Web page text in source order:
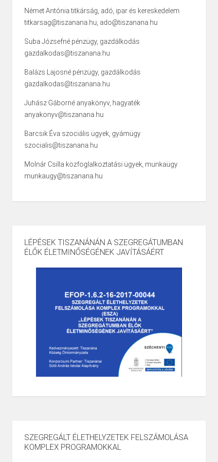
Német Antónia titkárság, adó, ipar és kereskedelem
titkarsag@tiszanana.hu, ado@tiszanana.hu
Suba Józsefné pénzügy, gazdálkodás
gazdalkodas@tiszanana.hu
Balázs Lajosné pénzügy, gazdálkodás
gazdalkodas@tiszanana.hu
Juhász Gáborné anyakönyv, hagyaték
anyakonyv@tiszanana.hu
Barcsik Éva szociális ügyek, gyámügy
szocialis@tiszanana.hu
Molnár Csilla közfoglalkoztatási ügyek, munkaügy
munkaugy@tiszanana.hu
LÉPÉSEK TISZANÁNÁN A SZEGREGÁTUMBAN
ÉLŐK ÉLETMINŐSÉGÉNEK JAVÍTÁSÁÉRT
SZEGREGÁLT ÉLETHELYZETEK FELSZÁMOLÁSA
KOMPLEX PROGRAMOKKAL